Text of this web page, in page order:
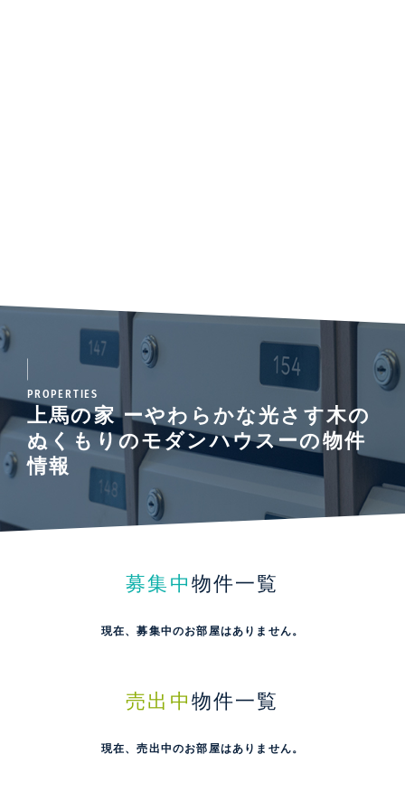
PROPERTIES
上馬の家 ーやわらかな光さす木の
ぬくもりのモダンハウスーの物件
情報
募集中 物件一覧
現在、募集中のお部屋はありません。
売出中 物件一覧
現在、売出中のお部屋はありません。